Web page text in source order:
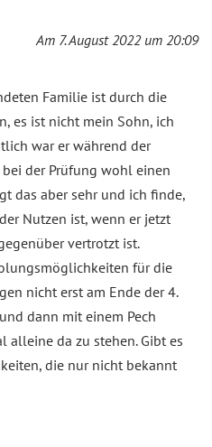
Am 7. August 2022 um 20:09
Familie ist durch die
es ist nicht mein Sohn, ich
war er während der
der Prüfung wohl einen
das aber sehr und ich finde,
Nutzen ist, wenn er jetzt
vertrotzt ist.
für die
nicht erst am Ende der 4.
dann mit einem Pech
alleine da zu stehen. Gibt es
die nur nicht bekannt